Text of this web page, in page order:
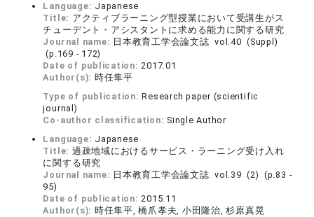
Language: Japanese
Title: アクティブラーニング型授業において受講生がス
チューデント・アシスタントに求める能力に関する研究
Journal name: 日本教育工学会論文誌 vol.40 (Suppl)
(p.169 - 172)
Date of publication:2017.01
Author(s): 時任隼平
Type of publication:Research paper (scientific
journal)
Co-author classification: Single Author
Language: Japanese
Title: 過疎地域におけるサービス・ラーニング受け入れ
に関する研究
Journal name: 日本教育工学会論文誌 vol.39 (2) (p.83 -
95)
Date of publication:2015.11
Author(s): 時任隼平, 橋爪孝夫, 小田隆治, 杉原真晃